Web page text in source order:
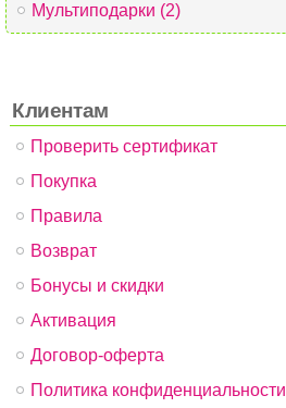
Мультиподарки (2)
Клиентам
Проверить сертификат
Покупка
Правила
Возврат
Бонусы и скидки
Активация
Договор-оферта
Политика конфиденциальности